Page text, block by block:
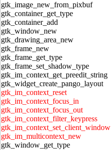
gtk_image_new_from_pixbuf
gtk_container_get_type
gtk_container_add
gtk_window_new
gtk_drawing_area_new
gtk_frame_new
gtk_frame_get_type
gtk_frame_set_shadow_type
gtk_im_context_get_preedit_string
gtk_widget_create_pango_layout
gtk_im_context_reset
gtk_im_context_focus_in
gtk_im_context_focus_out
gtk_im_context_filter_keypress
gtk_im_context_set_client_window
gtk_im_multicontext_new
gtk_window_get_type